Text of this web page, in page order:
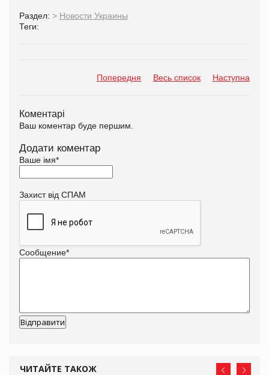
Раздел: > Новости Украины
Теги:
Попередня Весь список Наступна
Коментарі
Ваш коментар буде першим.
Додати коментар
Ваше імя*
Захист від СПАМ
Сообщение*
ЧИТАЙТЕ ТАКОЖ